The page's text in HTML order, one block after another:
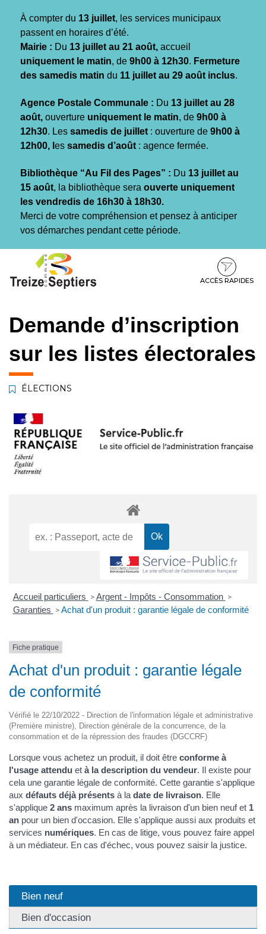
À compter du 13 juillet, les services municipaux
passent en horaires d’été.
Mairie : Du 13 juillet au 21 août, accueil
uniquement le matin, de 9h00 à 12h30. Fermeture
des samedis matin du 11 juillet au 29 août inclus.
Agence Postale Communale : Du 13 juillet au 28
août, ouverture uniquement le matin, de 9h00 à
12h30. Les samedis de juillet : ouverture de 9h00 à
12h00, l es samedis d’août : agence fermée.
Bibliothèque “Au Fil des Pages” : Du 13 juillet au
15 août, la bibliothèque sera ouverte uniquement
les vendredis de 16h30 à 18h30.
Merci de votre compréhension et pensez à anticiper
vos démarches pendant cette période.
contenu
pied
ACCÈS RAPIDES
Demande d’inscription
sur les listes électorales
ÉLECTIONS
Accueil particuliers > Argent - Impôts - Consommation >
Garanties > Achat d'un produit : garantie légale de conformité
Fiche pratique
Achat d'un produit : garantie légale
de conformité
Vérifié le 22/10/2022 - Direction de l'information légale et administrative
(Première ministre), Direction générale de la concurrence, de la
consommation et de la répression des fraudes (DGCCRF)
Lorsque vous achetez un produit, il doit être conforme à
l'usage attendu et à la description du vendeur. Il existe pour
cela une garantie légale de conformité. Cette garantie s'applique
aux défauts déjà présents à la date de livraison. Elle
s'applique 2 ans maximum après la livraison d'un bien neuf et 1
an pour un bien d'occasion. Elle s'applique aussi aux produits et
services numériques. En cas de litige, vous pouvez faire appel
à un médiateur. En cas d'échec, vous pouvez saisir la justice.
Bien neuf
Bien d'occasion